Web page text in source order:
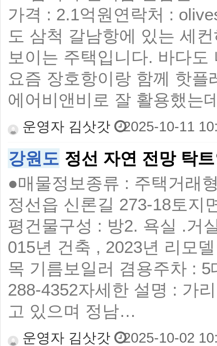
가격 : 2.1억원 ​ 연락처 :
도 삼척 갈남항에 있는 세
보이는 주택입니다. 바다도
요즘 장호항이랑 함께 핫
에어비앤비로 잘 활용했는
운영자 김삿갓 2025-10-11
강원도 정선 자연 전망 탁
●매물정보 ​ 종류 : 주택 ​ 거
정선읍 신론길 273-18 ​ 토지
평 ​ 건물구성 : 방2. 욕실 .거
015년 건축 , 2023년 리모
목 기름보일러 겸용 ​ 주차 :
288-4352 ​ 자세한 설명 : 가
고 있으며 정남…
운영자 김삿갓 2025-10-02